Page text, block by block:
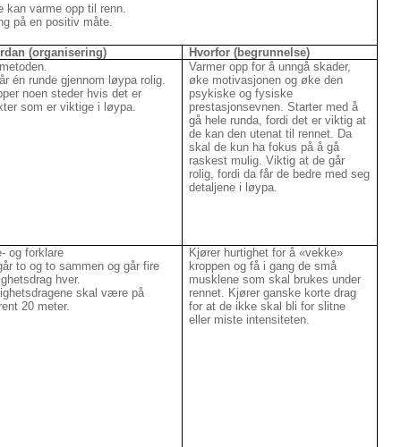
varme opp til renn.
på en positiv måte.
(organisering)
Hvorfor (begrunnelse)
én runde gjennom løypa rolig.
noen steder hvis det er
som er viktige i løypa.
Varmer opp for å unngå skader,
øke motivasjonen og øke den
psykiske og fysiske
prestasjonsevnen. Starter med å
gå hele runda, fordi det er viktig at
de kan den utenat til rennet. Da
skal de kun ha fokus på å gå
raskest mulig. Viktig at de går
rolig, fordi da får de bedre med seg
detaljene i løypa.
og forklare
to og to sammen og går fire
hver.
skal være på
20 meter.
Kjører hurtighet for å «vekke»
kroppen og få i gang de små
musklene som skal brukes under
rennet. Kjører ganske korte drag
for at de ikke skal bli for slitne
eller miste intensiteten.